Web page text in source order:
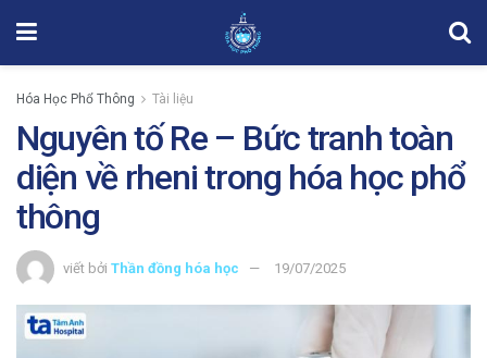
Hóa Học Phổ Thông Tài liệu
Nguyên tố Re – Bức tranh toàn
diện về rheni trong hóa học phổ
thông
viết bởi Thần đồng hóa học 19/07/2025